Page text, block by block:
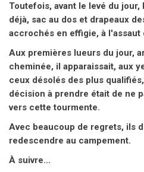
Toutefois, avant le levé du
déjà, sac au dos et drapeaux
accrochés en effigie, à l'assaut
Aux premières lueurs du jour,
cheminée, il apparaissait, aux
ceux désolés des plus
décision à prendre était de ne
vers cette tourmente.
Avec beaucoup de regrets, ils
redescendre au campement.
À suivre...